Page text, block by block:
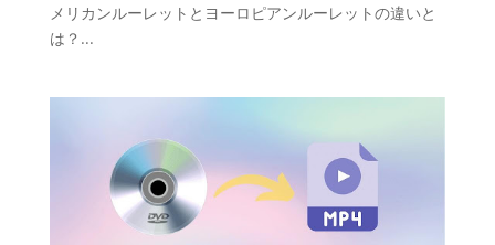
メリカンルーレットとヨーロピアンルーレットの違いと
は？...